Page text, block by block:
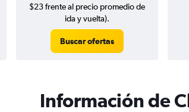
$23 frente al precio promedio de
ida y vuelta).
Buscar ofertas
Información de